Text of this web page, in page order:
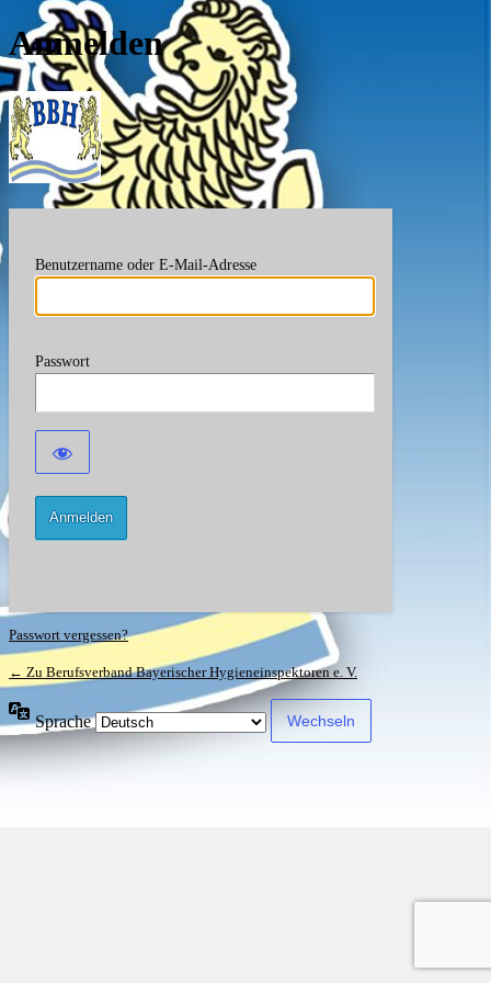
Anmelden
Berufsverband
Benutzername oder E-Mail-Adresse
Passwort
Passwort vergessen?
← Zu Berufsverband Bayerischer Hygieneinspektoren e. V.
Sprache